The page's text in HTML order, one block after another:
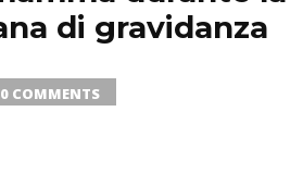
di gravidanza
0 COMMENTS